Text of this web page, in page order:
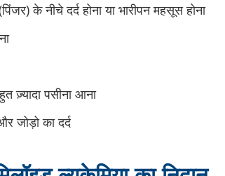
के नीचे दर्द होना या भारीपन महसूस होना
ज़्यादा पसीना आना
जोड़ो का दर्द